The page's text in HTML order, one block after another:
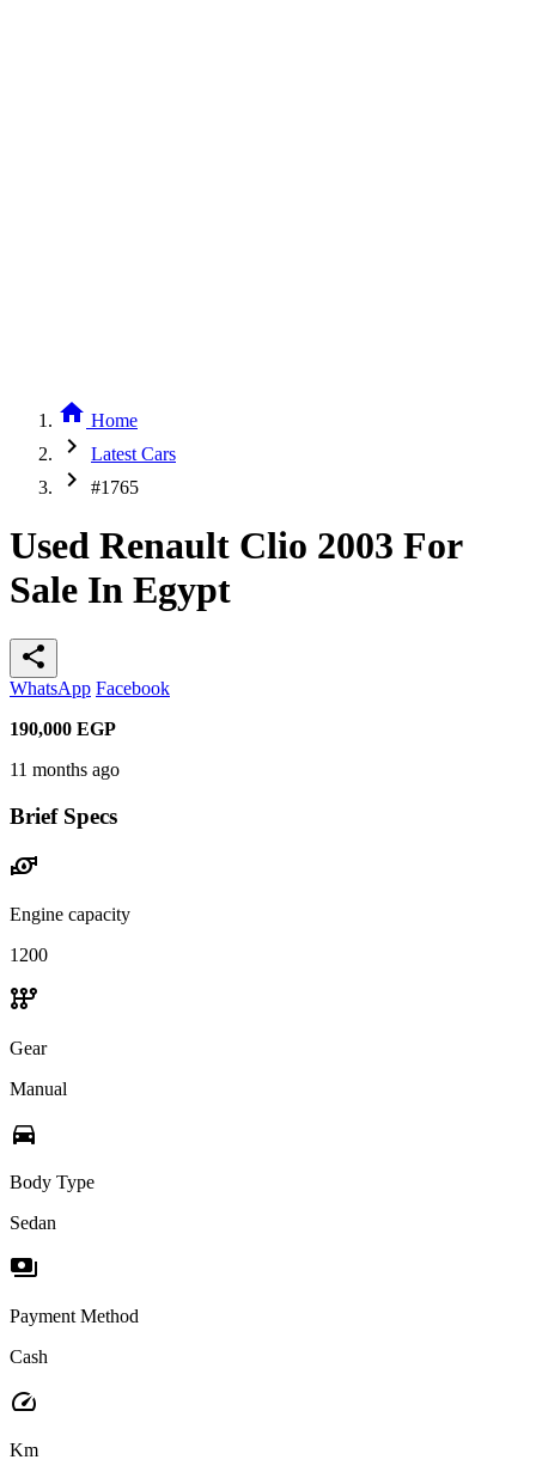
home Home
chevron_right Latest Cars
chevron_right #1765
Used Renault Clio 2003 For
Sale In Egypt
share
WhatsApp Facebook
190,000 EGP
11 months ago
Brief Specs
water_pump
Engine capacity
1200
auto_transmission
Gear
Manual
directions_car
Body Type
Sedan
payments
Payment Method
Cash
speed
Km